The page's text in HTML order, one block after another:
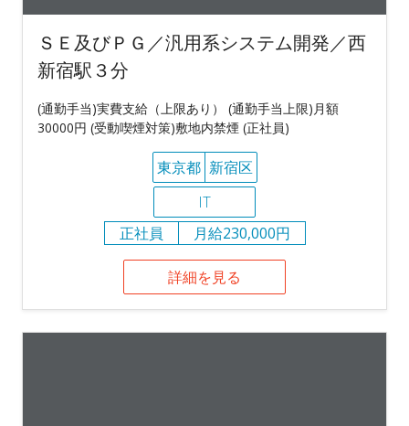
ＳＥ及びＰＧ／汎用系システム開発／西
新宿駅３分
(通勤手当)実費支給（上限あり） (通勤手当上限)月額
30000円 (受動喫煙対策)敷地内禁煙 (正社員)
東京都 新宿区
IT
正社員
月給230,000円
詳細を見る